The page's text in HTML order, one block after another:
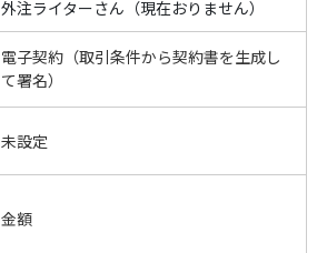
外注ライターさん（現在おりません）
電子契約（取引条件から契約書を生成し
て署名）
未設定
金額